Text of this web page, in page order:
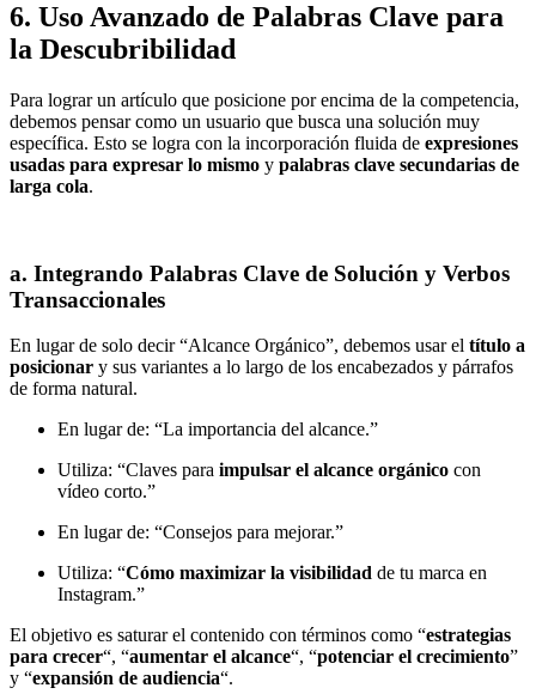
6. Uso Avanzado de Palabras Clave para
la Descubribilidad
Para lograr un artículo que posicione por encima de la competencia,
debemos pensar como un usuario que busca una solución muy
específica. Esto se logra con la incorporación fluida de expresiones
usadas para expresar lo mismo y palabras clave secundarias de
larga cola.
a. Integrando Palabras Clave de Solución y Verbos
Transaccionales
En lugar de solo decir “Alcance Orgánico”, debemos usar el título a
posicionar y sus variantes a lo largo de los encabezados y párrafos
de forma natural.
En lugar de: “La importancia del alcance.”
Utiliza: “Claves para impulsar el alcance orgánico con
vídeo corto.”
En lugar de: “Consejos para mejorar.”
Utiliza: “Cómo maximizar la visibilidad de tu marca en
Instagram.”
El objetivo es saturar el contenido con términos como “estrategias
para crecer“, “aumentar el alcance“, “potenciar el crecimiento”
y “expansión de audiencia“.